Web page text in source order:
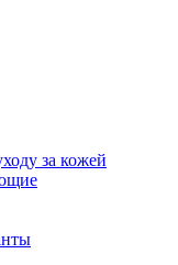
за кожей